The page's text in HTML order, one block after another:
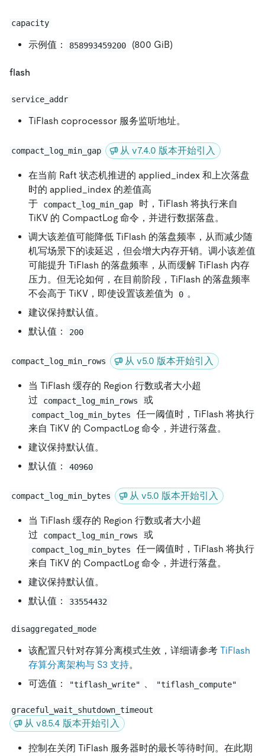
capacity
示例值： 858993459200 (800 GiB)
flash
service_addr
TiFlash coprocessor 服务监听地址。
compact_log_min_gap 从 v7.4.0 版本开始引入
在当前 Raft 状态机推进的 applied_index 和上次落盘
时的 applied_index 的差值高
于
compact_log_min_gap
时，TiFlash 将执行来自
TiKV 的 CompactLog 命令，并进行数据落盘。
调大该差值可能降低 TiFlash 的落盘频率，从而减少随
机写场景下的读延迟，但会增大内存开销。调小该差值
可能提升 TiFlash 的落盘频率，从而缓解 TiFlash 内存
压力。但无论如何，在目前阶段，TiFlash 的落盘频率
不会高于 TiKV，即使设置该差值为
0 。
建议保持默认值。
默认值：
200
compact_log_min_rows 从 v5.0 版本开始引入
当 TiFlash 缓存的 Region 行数或者大小超
过
compact_log_min_rows 或
compact_log_min_bytes
任一阈值时，TiFlash 将执行
来自 TiKV 的 CompactLog 命令，并进行落盘。
建议保持默认值。
默认值：
40960
compact_log_min_bytes 从 v5.0 版本开始引入
当 TiFlash 缓存的 Region 行数或者大小超
过
compact_log_min_rows 或
compact_log_min_bytes
任一阈值时，TiFlash 将执行
来自 TiKV 的 CompactLog 命令，并进行落盘。
建议保持默认值。
默认值：
33554432
disaggregated_mode
该配置只针对存算分离模式生效，详细请参考 TiFlash
存算分离架构与 S3 支持。
可选值：
"tiflash_write" 、 "tiflash_compute"
graceful_wait_shutdown_timeout
从 v8.5.4 版本开始引入
控制在关闭 TiFlash 服务器时的最长等待时间。在此期